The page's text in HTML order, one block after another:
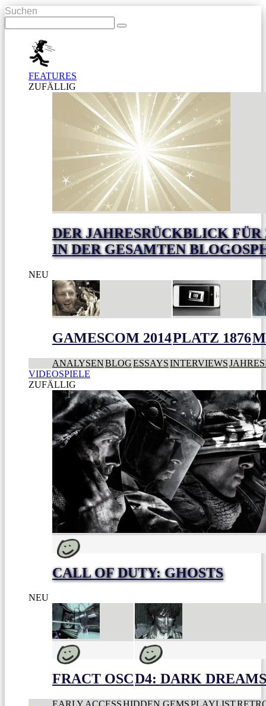
Suchen
FEATURES
ZUFÄLLIG
DER JAHRESRÜCKBLICK
IN DER GESAMTEN
NEU
GAMESCOM 2014PLATZ 1876
ANALYSENBLOGESSAYSINTERVIEWS
VIDEOSPIELE
ZUFÄLLIG
CALL OF DUTY: GHOSTS
NEU
FRACT OSCD4: DARK